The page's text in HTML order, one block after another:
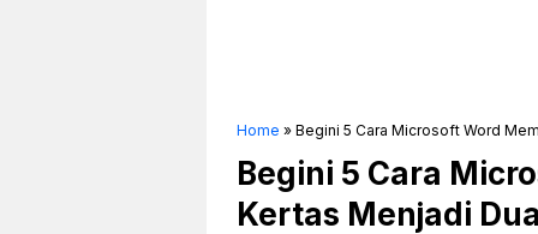
Home » Begini 5 Cara Microsoft Word
Begini 5 Cara
Kertas Menjadi